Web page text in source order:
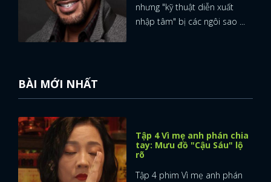
nhưng "kỹ thuật diễn xuất
nhập tâm" bị các ngôi sao ...
BÀI MỚI NHẤT
Tập 4 Vì mẹ anh phán chia
tay: Mưu đồ "Cậu Sáu" lộ
rõ
Tập 4 phim Vì mẹ anh phán